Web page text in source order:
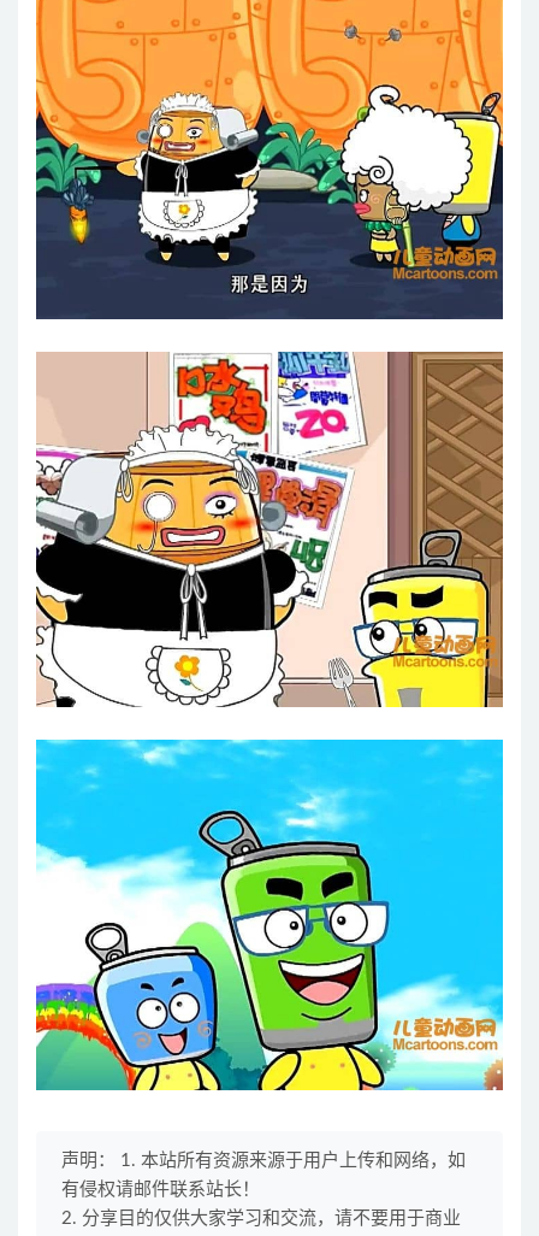
声明： 1. 本站所有资源来源于用户上传和网络，如
有侵权请邮件联系站长！
2. 分享目的仅供大家学习和交流，请不要用于商业